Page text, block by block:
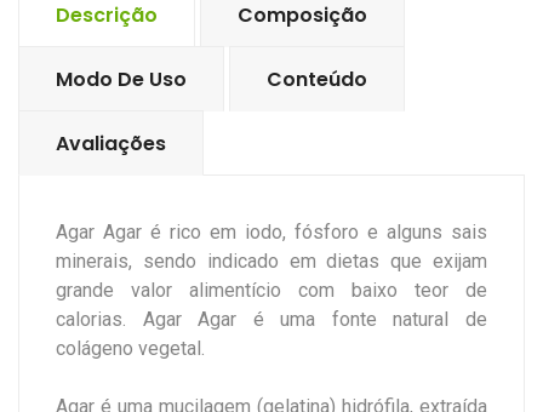
Descrição Composição
Modo De Uso Conteúdo
Avaliações
Agar Agar é rico em iodo, fósforo e alguns sais
minerais, sendo indicado em dietas que exijam
grande valor alimentício com baixo teor de
calorias. Agar Agar é uma fonte natural de
colágeno vegetal.
Agar é uma mucilagem (gelatina) hidrófila, extraída